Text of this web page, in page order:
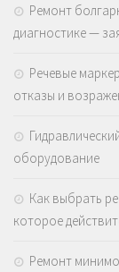
Ремонт
диагностике —
Речевые
отказы и
оборудование
Как выбрать
которое
Ремонт